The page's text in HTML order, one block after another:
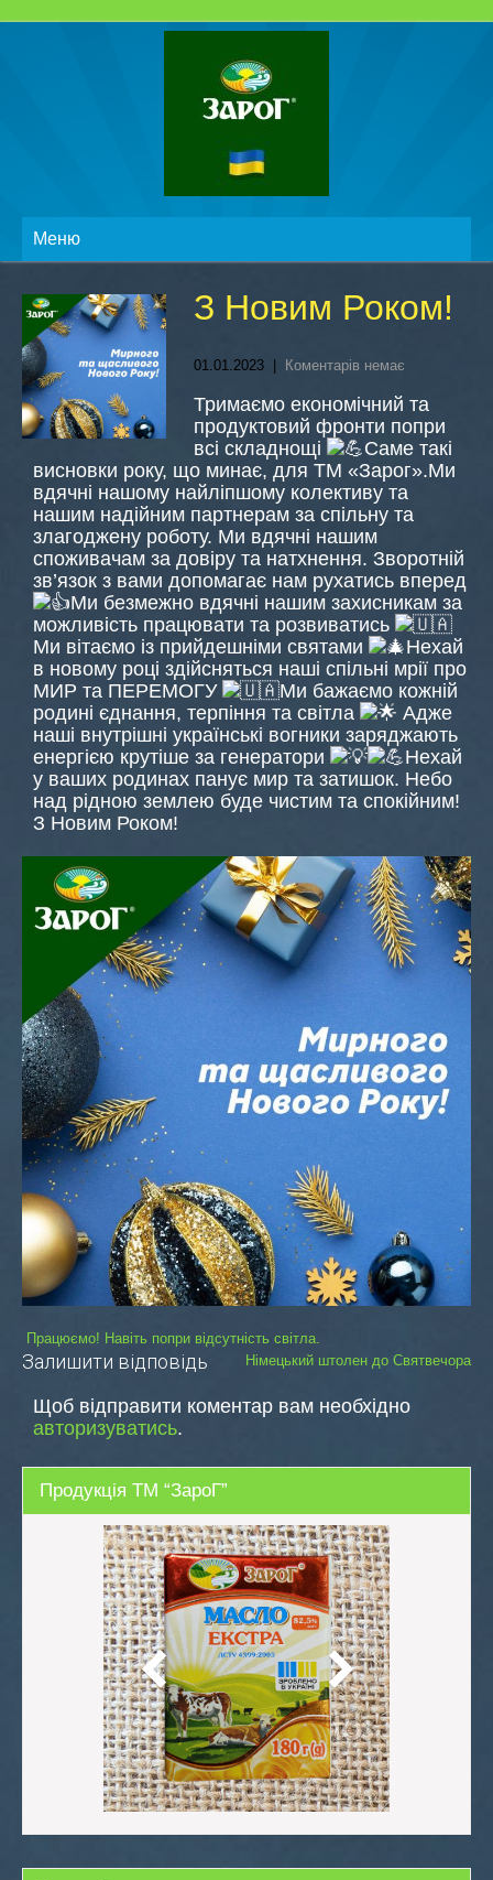
Меню
З Новим Роком!
01.01.2023 Коментарів немає
Тримаємо економічний та
продуктовий фронти попри
всі складнощі
Саме такі
висновки року, що минає, для ТМ «Зарог».Ми
вдячні нашому найліпшому колективу та
нашим надійним партнерам за спільну та
злагоджену роботу. Ми вдячні нашим
споживачам за довіру та натхнення. Зворотній
зв’язок з вами допомагає нам рухатись вперед
Ми безмежно вдячні нашим захисникам за
можливість працювати та розвиватись
Ми вітаємо із прийдешніми святами
Нехай
в новому році здійсняться наші спільні мрії про
МИР та ПЕРЕМОГУ
Ми бажаємо кожній
родині єднання, терпіння та світла
Адже
наші внутрішні українські вогники заряджають
енергією крутіше за генератори
Нехай
у ваших родинах панує мир та затишок. Небо
над рідною землею буде чистим та спокійним!
З Новим Роком!
Навігація
записів
Працюємо! Навіть попри відсутність світла.
Німецький штолен до Святвечора
Залишити відповідь
Щоб відправити коментар вам необхідно
авторизуватись.
Продукція ТМ “ЗароГ”